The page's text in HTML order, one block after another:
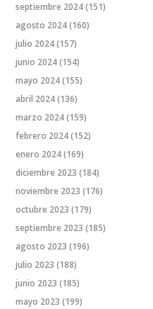
septiembre 2024(151)
agosto 2024(160)
julio 2024(157)
junio 2024(154)
mayo 2024(155)
abril 2024(136)
marzo 2024(159)
febrero 2024(152)
enero 2024(169)
diciembre 2023 (184)
noviembre 2023 (176)
octubre 2023 (179)
septiembre 2023 (185)
agosto 2023 (196)
julio 2023 (188)
junio 2023 (185)
mayo 2023 (199)